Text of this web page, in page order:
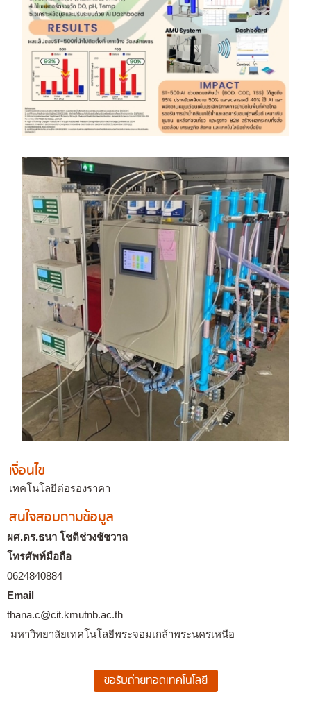
เงื่อนไข
เทคโนโลยีต่อรองราคา
สนใจสอบถามข้อมูล
ผศ.ดร.ธนา โชติช่วงชัชวาล
โทรศัพท์มือถือ
0624840884
Email
thana.c@cit.kmutnb.ac.th
มหาวิทยาลัยเทคโนโลยีพระจอมเกล้าพระนครเหนือ